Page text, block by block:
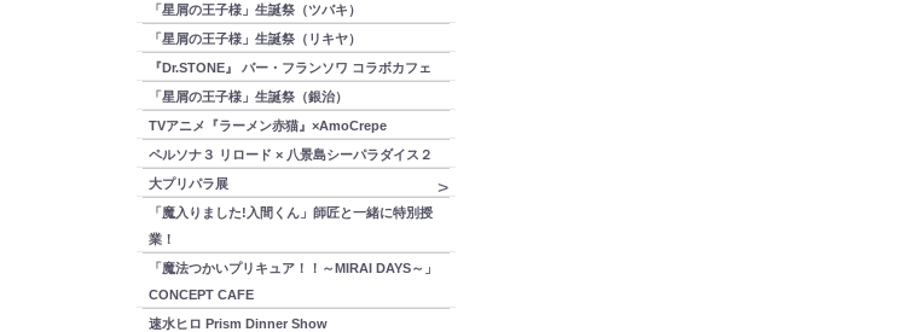
「星屑の王子様」生誕祭（ツバキ）
「星屑の王子様」生誕祭（リキヤ）
『Dr.STONE』 バー・フランソワ コラボカフェ
「星屑の王子様」生誕祭（銀治）
TVアニメ『ラーメン赤猫』×AmoCrepe
ペルソナ３ リロード × 八景島シーパラダイス２
大プリパラ展
「魔入りました!入間くん」師匠と一緒に特別授
業！
「魔法つかいプリキュア！！～MIRAI DAYS～」
CONCEPT CAFE
速水ヒロ Prism Dinner Show